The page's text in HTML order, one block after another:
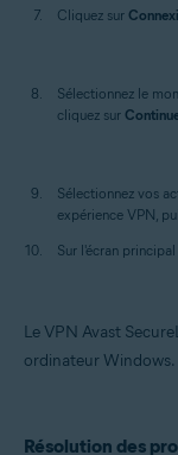
Cliquez sur
Sélectionnez le
cliquez sur
Sélectionnez vos
expérience VPN,
Sur l'écran
Le VPN Avast
ordinateur Windows.
Résolution des